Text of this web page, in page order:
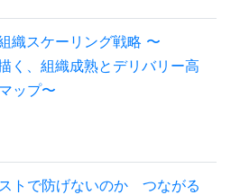
織スケーリング戦略 〜
く、組織成熟とデリバリー高
ップ〜
トで防げないのか つながる